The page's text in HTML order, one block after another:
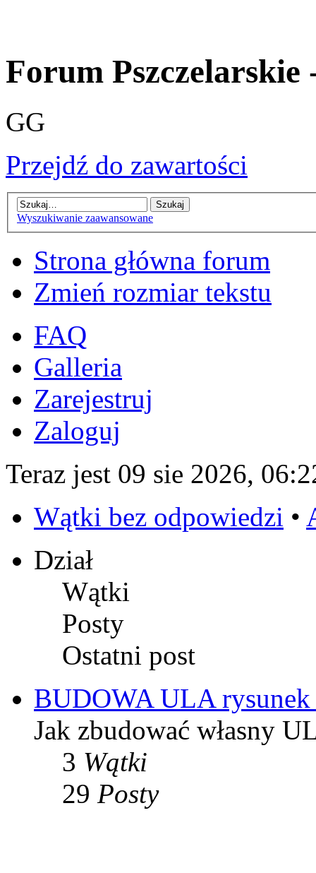
Forum Pszczelarskie
GG
Przejdź do zawartości
Wyszukiwanie zaawansowane
Strona główna forum
Zmień rozmiar tekstu
FAQ
Galleria
Zarejestruj
Zaloguj
Teraz jest 09 sie 2026,
Wątki bez odpowiedzi •
Dział
Wątki
Posty
Ostatni post
BUDOWA ULA
Jak zbudować własny
3 Wątki
29 Posty